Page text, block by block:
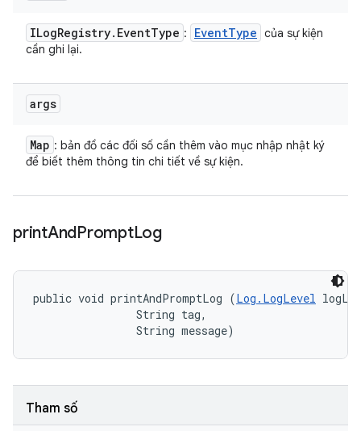
ILogRegistry. EventType : EventType của sự kiện
cần ghi lại.
args
Map : bản đồ các đối số cần thêm vào mục nhập nhật ký
để biết thêm thông tin chi tiết về sự kiện.
printAndPromptLog
public void printAndPromptLog (Log.LogLevel
                String tag,
                String message)
Tham số